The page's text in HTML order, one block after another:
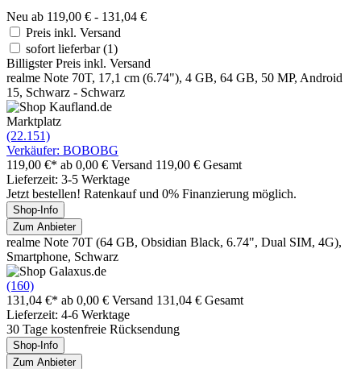
Neu ab 119,00 € - 131,04 €
Preis inkl. Versand
sofort lieferbar(1)
Billigster Preis inkl. Versand
realme Note 70T, 17,1 cm (6.74"), 4 GB, 64 GB, 50 MP, Android
15, Schwarz - Schwarz
Marktplatz
(22.151)
Verkäufer: BOBOBG
119,00 €* ab 0,00 € Versand 119,00 € Gesamt
Lieferzeit: 3-5 Werktage
Jetzt bestellen! Ratenkauf und 0% Finanzierung möglich.
Shop-Info
Zum Anbieter
realme Note 70T (64 GB, Obsidian Black, 6.74", Dual SIM, 4G),
Smartphone, Schwarz
(160)
131,04 €* ab 0,00 € Versand 131,04 € Gesamt
Lieferzeit: 4-6 Werktage
30 Tage kostenfreie Rücksendung
Shop-Info
Zum Anbieter